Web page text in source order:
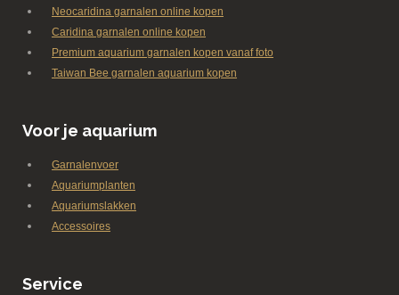
Neocaridina garnalen online kopen
Caridina garnalen online kopen
Premium aquarium garnalen kopen vanaf foto
Taiwan Bee garnalen aquarium kopen
Voor je aquarium
Garnalenvoer
Aquariumplanten
Aquariumslakken
Accessoires
Service